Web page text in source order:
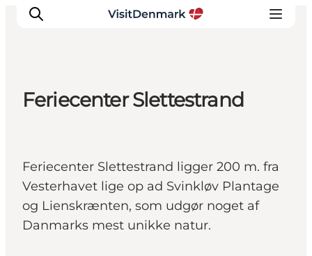
Oplevelser
Overnatning
Planlæg ferien
Feriecenter Slettestrand
Feriecenter Slettestrand ligger 200 m. fra
Vesterhavet lige op ad Svinkløv Plantage
og Lienskrænten, som udgør noget af
Danmarks mest unikke natur.